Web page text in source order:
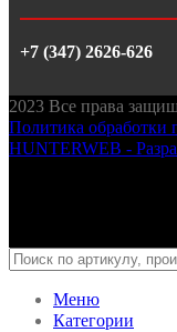
+7 (347) 2626-626
2023 Все права
Политика обработки
HUNTERWEB -
Меню
Категории